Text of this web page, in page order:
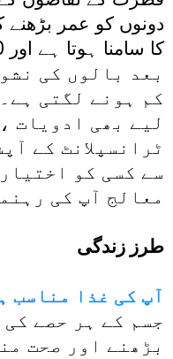
دونوں کو عمر بڑھنے
بعد بالوں کی
کم ہونے لگتی
لیے بھی ادویات
ٹرانسپلانٹ کے
سے کسی کو
معالج آپ کی
طرز زندگی
آپ کی غذا مناسب
جسم کے ہر حصے
بڑھنے اور صحت